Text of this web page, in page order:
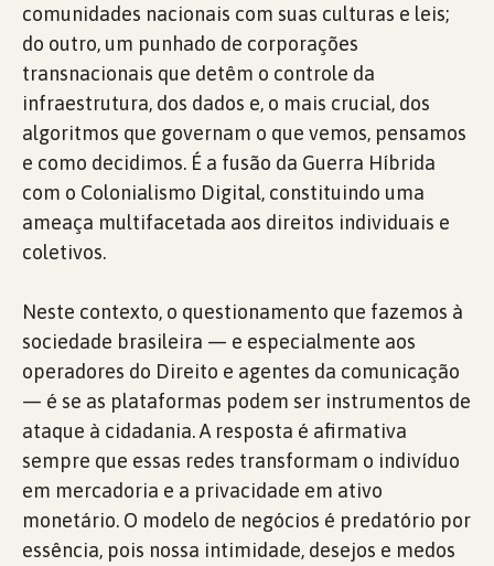
comunidades nacionais com suas culturas e leis;
do outro, um punhado de corporações
transnacionais que detêm o controle da
infraestrutura, dos dados e, o mais crucial, dos
algoritmos que governam o que vemos, pensamos
e como decidimos. É a fusão da Guerra Híbrida
com o Colonialismo Digital, constituindo uma
ameaça multifacetada aos direitos individuais e
coletivos.
Neste contexto, o questionamento que fazemos à
sociedade brasileira — e especialmente aos
operadores do Direito e agentes da comunicação
— é se as plataformas podem ser instrumentos de
ataque à cidadania. A resposta é afirmativa
sempre que essas redes transformam o indivíduo
em mercadoria e a privacidade em ativo
monetário. O modelo de negócios é predatório por
essência, pois nossa intimidade, desejos e medos